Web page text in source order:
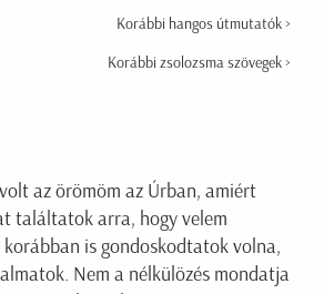
Korábbi hangos útmutatók >
Korábbi zsolozsma szövegek >
az örömöm az Úrban, amiért
találtatok arra, hogy velem
is gondoskodtatok volna,
Nem a nélkülözés mondatja